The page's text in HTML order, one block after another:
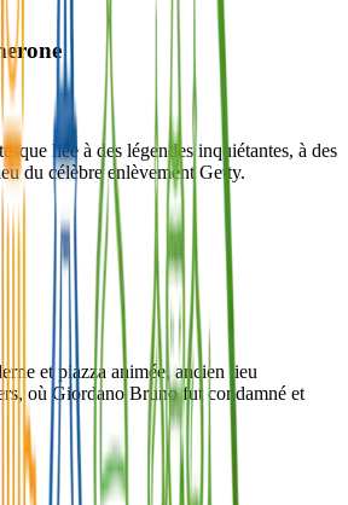
liée à des légendes inquiétantes, à des
du célèbre enlèvement Getty.
et piazza animée, ancien lieu
où Giordano Bruno fut condamné et